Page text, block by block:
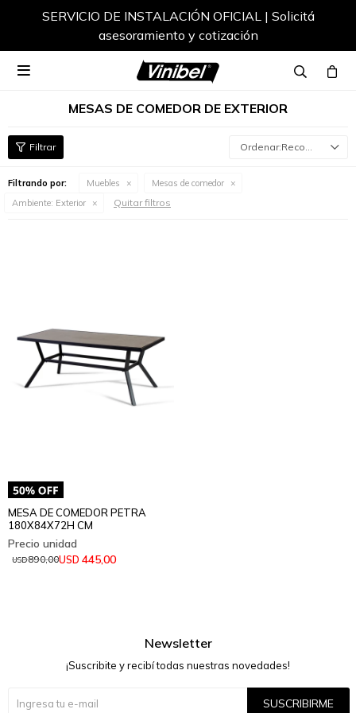
SERVICIO DE INSTALACIÓN OFICIAL | Solicitá
asesoramiento y cotización

MESAS DE COMEDOR DE EXTERIOR
Recomendados
Filtrando por: Muebles
Mesas de comedor
Ambiente: Exterior Quitar filtros
MESA DE COMEDOR PETRA
180X84X72H CM
USD 445,00
USD890,00
Newsletter
¡Suscribite y recibí todas nuestras novedades!
SUSCRIBIRME